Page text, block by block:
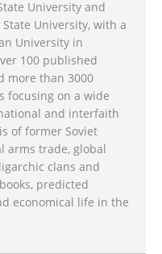
University and
University, with a
University in
100 published
more than 3000
focusing on a wide
and interfaith
of former Soviet
arms trade, global
clans and
predicted
economical life in the